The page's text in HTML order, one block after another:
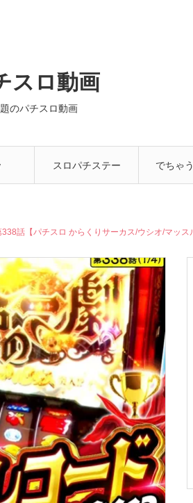
スロ動画
のパチスロ動画
スロパチステー でちゃ
話【パチスロ からくりサーカス/ウシオ/マッス